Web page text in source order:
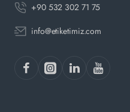
+90 532 302 71 75
info@etiketimiz.com